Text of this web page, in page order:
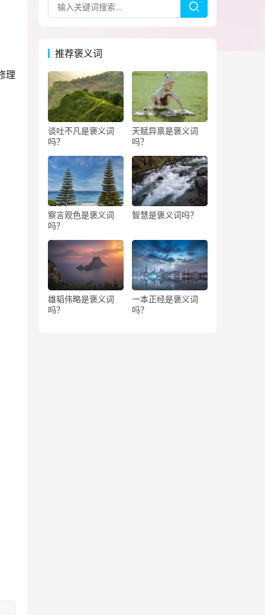
理
推荐褒义词
谈吐不凡是褒义词
吗？
天赋异禀是褒义词
吗？
察言观色是褒义词
吗？
智慧是褒义词吗？
雄韬伟略是褒义词
吗？
一本正经是褒义词
吗？